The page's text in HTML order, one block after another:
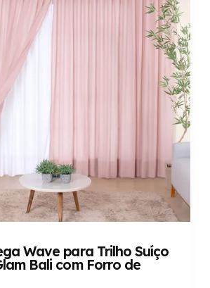
Wave para Trilho Suíço
Bali com Forro de